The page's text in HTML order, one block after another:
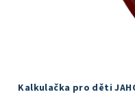
Kalkulačka pro děti